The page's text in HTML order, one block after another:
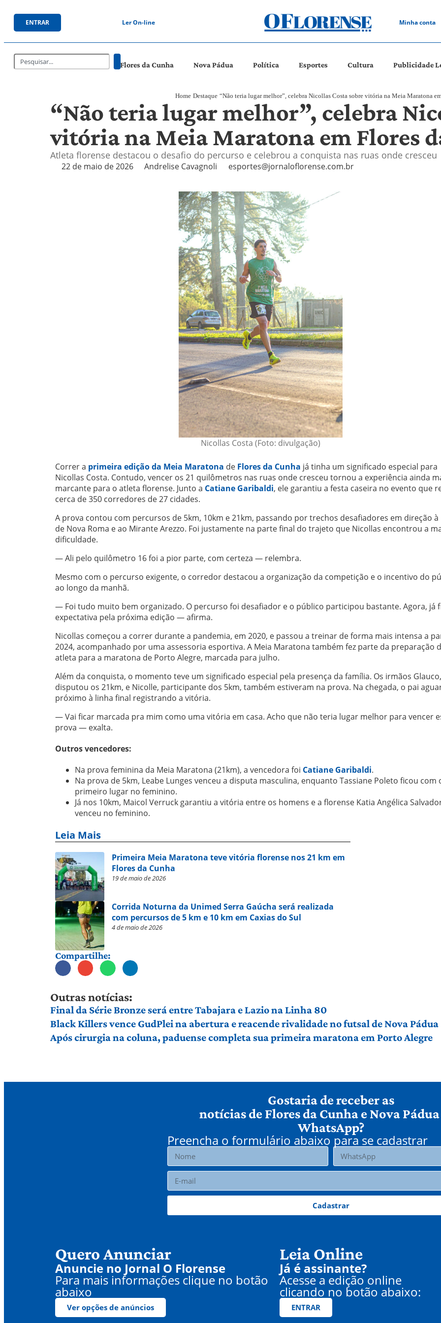
ENTRAR Ler On-line Minha conta
Flores da Cunha Nova Pádua Política Esportes Cultura Publicidade
Home Destaque “Não teria lugar melhor”, celebra Nicollas Costa sobre vitória na Meia Maratona
“Não teria lugar melhor”, celebra
vitória na Meia Maratona em Flores
Atleta florense destacou o desafio do percurso e celebrou a conquista nas ruas onde cresceu
22 de maio de 2026 Andrelise Cavagnoli esportes@jornaloflorense.com.br
Nicollas Costa (Foto: divulgação)
Correr a primeira edição da Meia Maratona de Flores da Cunha já tinha um significado especial para
Nicollas Costa. Contudo, vencer os 21 quilômetros nas ruas onde cresceu tornou a experiência ainda
marcante para o atleta florense. Junto a Catiane Garibaldi, ele garantiu a festa caseira no evento que
cerca de 350 corredores de 27 cidades.
A prova contou com percursos de 5km, 10km e 21km, passando por trechos desafiadores em direção à
de Nova Roma e ao Mirante Arezzo. Foi justamente na parte final do trajeto que Nicollas encontrou a
dificuldade.
— Ali pelo quilômetro 16 foi a pior parte, com certeza — relembra.
Mesmo com o percurso exigente, o corredor destacou a organização da competição e o incentivo do
ao longo da manhã.
— Foi tudo muito bem organizado. O percurso foi desafiador e o público participou bastante. Agora, já
expectativa pela próxima edição — afirma.
Nicollas começou a correr durante a pandemia, em 2020, e passou a treinar de forma mais intensa a
2024, acompanhado por uma assessoria esportiva. A Meia Maratona também fez parte da preparação
atleta para a maratona de Porto Alegre, marcada para julho.
Além da conquista, o momento teve um significado especial pela presença da família. Os irmãos
disputou os 21km, e Nicolle, participante dos 5km, também estiveram na prova. Na chegada, o pai
próximo à linha final registrando a vitória.
— Vai ficar marcada pra mim como uma vitória em casa. Acho que não teria lugar melhor para vencer
prova — exalta.
Outros vencedores:
Na prova feminina da Meia Maratona (21km), a vencedora foi Catiane Garibaldi.
Na prova de 5km, Leabe Lunges venceu a disputa masculina, enquanto Tassiane Poleto ficou com
primeiro lugar no feminino.
Já nos 10km, Maicol Verruck garantiu a vitória entre os homens e a florense Katia Angélica
venceu no feminino.
Leia Mais
Primeira Meia Maratona teve vitória florense nos 21 km em
Flores da Cunha
19 de maio de 2026
Corrida Noturna da Unimed Serra Gaúcha será realizada
com percursos de 5 km e 10 km em Caxias do Sul
4 de maio de 2026
Compartilhe:
Outras notícias:
Final da Série Bronze será entre Tabajara e Lazio na Linha 80
Black Killers vence GudPlei na abertura e reacende rivalidade no futsal de Nova Pádua
Após cirurgia na coluna, paduense completa sua primeira maratona em Porto Alegre
Gostaria de receber as
notícias de Flores da Cunha e Nova
WhatsApp?
Preencha o formulário abaixo para se cadastrar
Cadastrar
Quero Anunciar
Anuncie no Jornal O Florense
Para mais informações clique no botão
abaixo
Ver opções de anúncios
Leia Online
Já é assinante?
Acesse a edição online
clicando no botão abaixo:
ENTRAR